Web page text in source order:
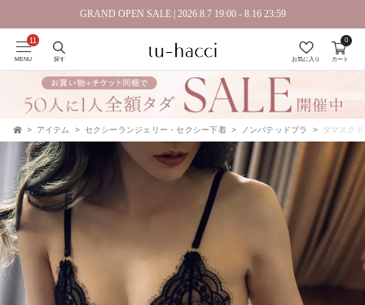
GRAND OPEN SALE | 2026.8.7 19:00 - 8.16 23:59
会員登録で今すぐ使えるポイントプレゼント！
MENU 探す お気に入り カート
0
アイテム セクシーランジェリー・セクシー下着 ノンパテッドブラ ダマスク